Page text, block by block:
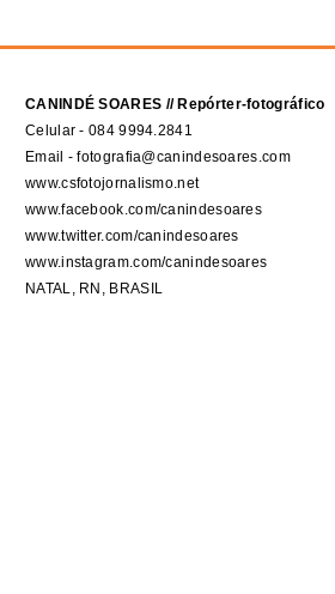
CANINDÉ SOARES // Repórter-fotográfico
Celular - 084 9994.2841
Email - fotografia@canindesoares.com
www.csfotojornalismo.net
www.facebook.com/canindesoares
www.twitter.com/canindesoares
www.instagram.com/canindesoares
NATAL, RN, BRASIL